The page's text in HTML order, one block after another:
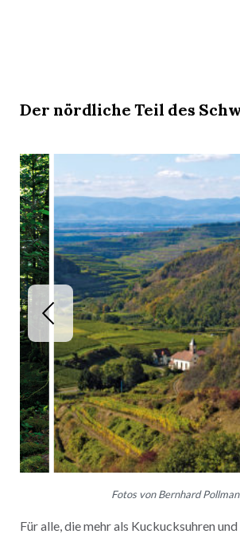
Der nördliche Teil des
Fotos von Bernhard
Für alle, die mehr als Kuckucksuhren